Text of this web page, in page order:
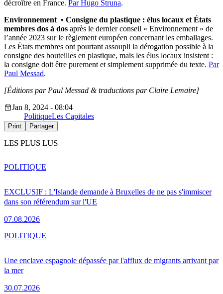
décroître en France. Par Hugo Struna.
Environnement • Consigne du plastique : élus locaux et États
membres dos à dos après le dernier conseil « Environnement » de
l’année 2023 sur le règlement européen concernant les emballages.
Les États membres ont pourtant assoupli la dérogation possible à la
consigne des bouteilles en plastique, mais les élus locaux insistent :
la consigne doit être purement et simplement supprimée du texte. Par
Paul Messad.
[Éditions par Paul Messad & traductions par Claire Lemaire]
Jan 8, 2024 - 08:04
PolitiqueLes Capitales
Print Partager
LES PLUS LUS
EXCLUSIF : L'Islande demande à Bruxelles de ne pas s'immiscer
dans son référendum sur l'UE
07.08.2026
POLITIQUE
Une enclave espagnole dépassée par l'afflux de migrants arrivant par
la mer
30.07.2026
POLITIQUE